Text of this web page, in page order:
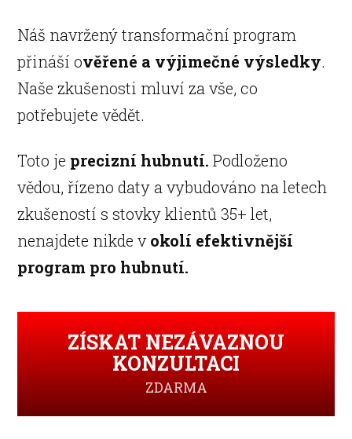
Náš navržený transformační program
přináší ověřené a výjimečné výsledky.
Naše zkušenosti mluví za vše, co
potřebujete vědět.
Toto je precizní hubnutí. Podloženo
vědou, řízeno daty a vybudováno na letech
zkušeností s stovky klientů 35+ let,
nenajdete nikde vokolí efektivnější
program pro hubnutí.
ZÍSKAT NEZÁVAZNOU
KONZULTACI
ZDARMA